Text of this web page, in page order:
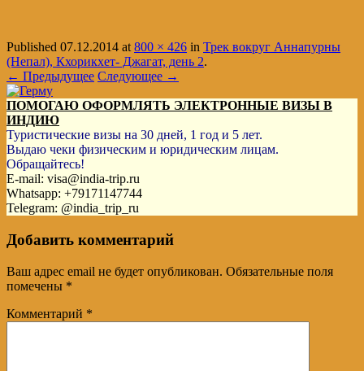
Published 07.12.2014 at800 × 426 in Трек вокруг Аннапурны
(Непал), Кхорикхет- Джагат, день 2.
← Предыдущее Следующее →
ПОМОГАЮ ОФОРМЛЯТЬ ЭЛЕКТРОННЫЕ ВИЗЫ В
ИНДИЮ
Туристические визы на 30 дней, 1 год и 5 лет.
Выдаю чеки физическим и юридическим лицам.
Обращайтесь!
E-mail: visa@india-trip.ru
Whatsapp: +79171147744
Telegram: @india_trip_ru
Добавить комментарий
Ваш адрес email не будет опубликован. Обязательные поля
помечены *
Комментарий *